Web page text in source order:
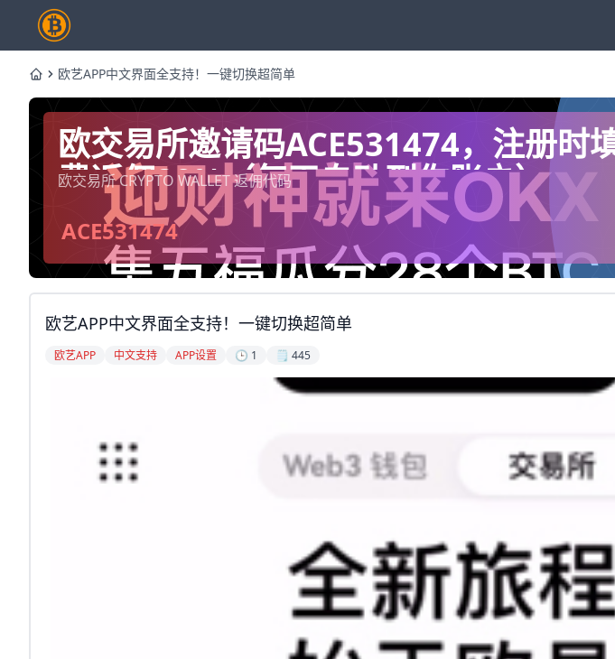
Home欧艺APP中文界面全支持！一键切换超简单
欧交易所邀请码ACE531474，注册时
费返佣20%（每天自动到你账户）
欧交易所 CRYPTO WALLET 返佣代码
ACE531474
欧艺APP中文界面全支持！一键切换超简单
欧艺APP 中文支持 APP设置 🕒 1 🗒️ 445